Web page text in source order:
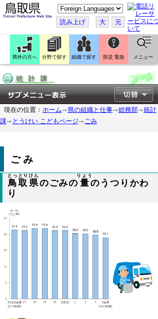
こ
の
ペ
ー
ジ
翻
訳
す
読み上げ 大 元
県外の方へ 分野で探す 組織で探す 防災 緊急 メニュー
現在の位置： ホーム 県の組織と仕事 総務部
統計
課
とうけい こどもページ ごみ
ごみ
鳥取県
とっとりけん
のごみの 量
りょう
のうつりかわ
り